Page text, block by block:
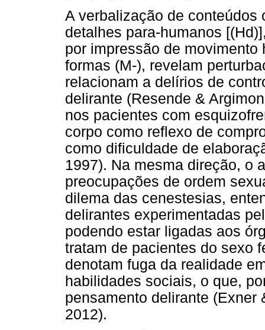
A verbalização de conteúdos
detalhes para-humanos
por impressão de
formas (M-), revelam
relacionam a delírios de
delirante (Resende &
nos pacientes com
corpo como reflexo de
como dificuldade de
1997). Na mesma direção, o
preocupações de ordem
dilema das cenestesias,
delirantes experimentadas
podendo estar ligadas aos
tratam de pacientes do sexo
denotam fuga da realidade
habilidades sociais, o que,
pensamento delirante (Exner
2012).